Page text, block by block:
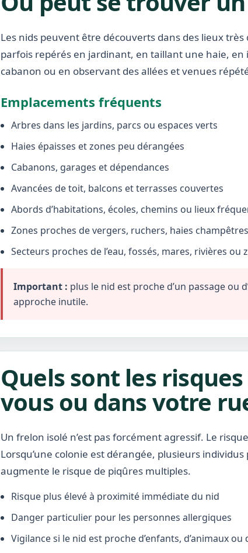
Les nids peuvent être découverts dans des lieux
parfois repérés en jardinant, en taillant une haie,
cabanon ou en observant des allées et venues
Emplacements fréquents
Arbres dans les jardins, parcs ou espaces verts
Haies épaisses et zones peu dérangées
Cabanons, garages et dépendances
Avancées de toit, balcons et terrasses couvertes
Abords d’habitations, écoles, chemins ou lieux
Zones proches de vergers, ruchers, haies
Secteurs proches de l’eau, fossés, mares, rivières ou
Important : plus le nid est proche d’un passage
approche inutile.
Quels sont les
vous ou dans votre
Un frelon isolé n’est pas forcément agressif. Le
Lorsqu’une colonie est dérangée, plusieurs
augmente le risque de piqûres multiples.
Risque plus élevé à proximité immédiate du nid
Danger particulier pour les personnes allergiques
Vigilance si le nid est proche d’enfants, d’animaux